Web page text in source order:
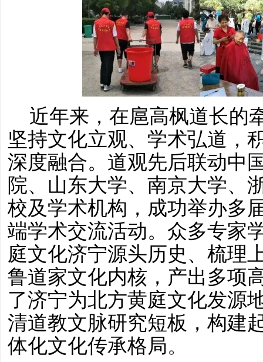
近年来，在扈高枫道长的
坚持文化立观、学术弘道，
深度融合。道观先后联动中
院、山东大学、南京大学、
校及学术机构，成功举办多
端学术交流活动。众多专家
庭文化济宁源头历史、梳理
鲁道家文化内核，产出多项
了济宁为北方黄庭文化发源
清道教文脉研究短板，构建
体化文化传承格局。